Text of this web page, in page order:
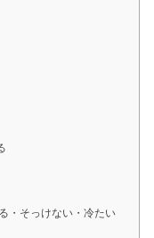
・そっけない・冷たい